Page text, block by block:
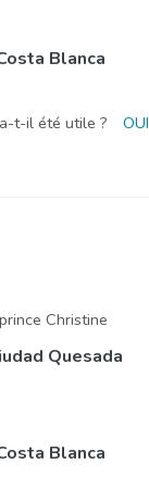
Blanca
t-il été utile ? OUI
Christine
Quesada
Blanca